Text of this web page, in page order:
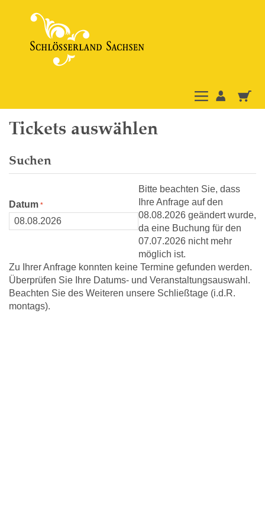
Tickets auswählen
Suchen
Datum
Bitte beachten Sie, dass
Ihre Anfrage auf den
08.08.2026 geändert wurde,
da eine Buchung für den
07.07.2026 nicht mehr
möglich ist.
Zu Ihrer Anfrage konnten keine Termine gefunden werden.
Überprüfen Sie Ihre Datums- und Veranstaltungsauswahl.
Beachten Sie des Weiteren unsere Schließtage (i.d.R.
montags).